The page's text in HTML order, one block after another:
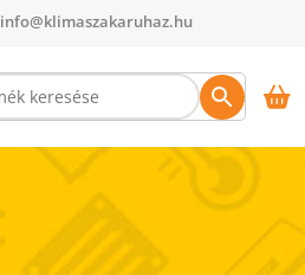
info@klimaszakaruhaz.hu